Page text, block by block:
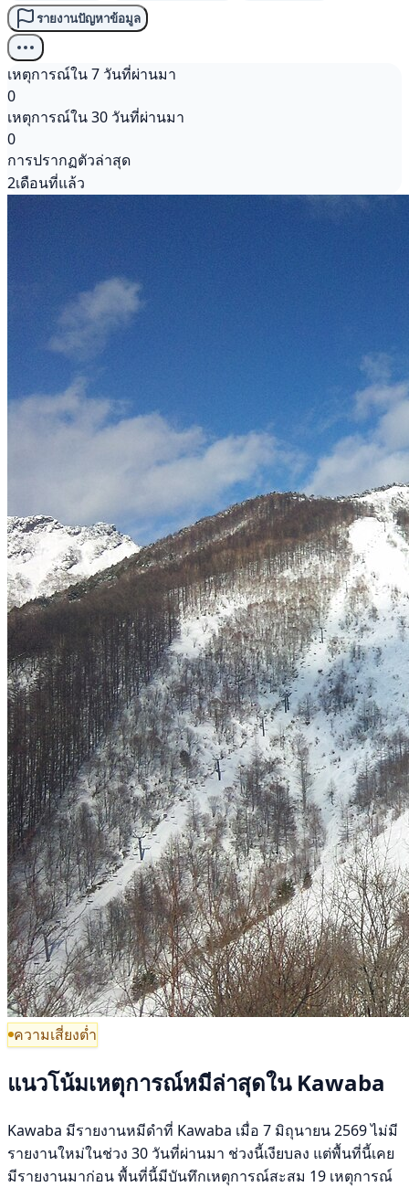
รายงานปัญหาข้อมูล
เหตุการณ์ใน 7 วันที่ผ่านมา
0
เหตุการณ์ใน 30 วันที่ผ่านมา
0
การปรากฏตัวล่าสุด
2เดือนที่แล้ว
ความเสี่ยงต่ำ
แนวโน้มเหตุการณ์หมีล่าสุดใน Kawaba
Kawaba มีรายงานหมีดำที่ Kawaba เมื่อ 7 มิถุนายน 2569 ไม่มี
รายงานใหม่ในช่วง 30 วันที่ผ่านมา ช่วงนี้เงียบลง แต่พื้นที่นี้เคย
มีรายงานมาก่อน พื้นที่นี้มีบันทึกเหตุการณ์สะสม 19 เหตุการณ์